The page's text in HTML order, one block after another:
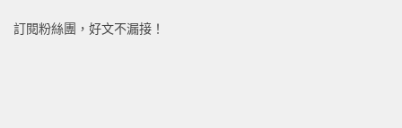
訂閱粉絲團，好文不漏接！